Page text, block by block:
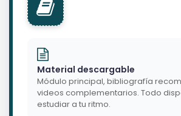
Material descargable
Módulo principal, bibliografía
videos complementarios. Todo
estudiar a tu ritmo.